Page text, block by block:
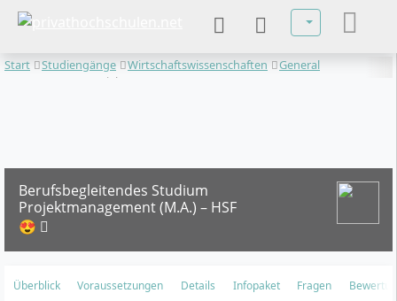
Sprache
Start Studiengänge Wirtschaftswissenschaften
General
Projektmanagement
Berufsbegleitendes Studium
Projektmanagement (M.A.) – HSF
😍
Überblick Voraussetzungen Details Infopaket Fragen